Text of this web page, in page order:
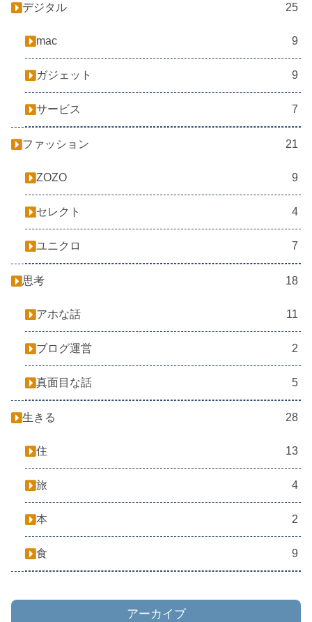
デジタル 25
mac 9
ガジェット 9
サービス 7
ファッション 21
ZOZO 9
セレクト 4
ユニクロ 7
思考 18
アホな話 11
ブログ運営 2
真面目な話 5
生きる 28
住 13
旅 4
本 2
食 9
アーカイブ